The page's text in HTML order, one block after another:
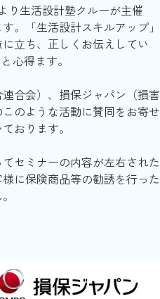
り生活設計塾クルーが主催
。「生活設計スキルアップ」
立ち、正しくお伝えしてい
心得ます。
合会）、損保ジャパン（損害
のような活動に賛同をお寄せ
おります。
セミナーの内容が左右された
に保険商品等の勧誘を行った